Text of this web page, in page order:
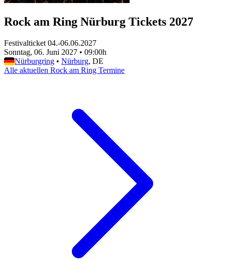
Rock am Ring Nürburg Tickets 2027
Festivalticket 04.-06.06.2027
Sonntag, 06. Juni 2027 • 09:00h
Nürburgring • Nürburg, DE
Alle aktuellen Rock am Ring Termine